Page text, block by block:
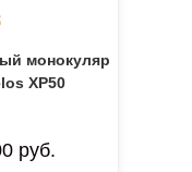
5
монокуляр
XP50
руб.